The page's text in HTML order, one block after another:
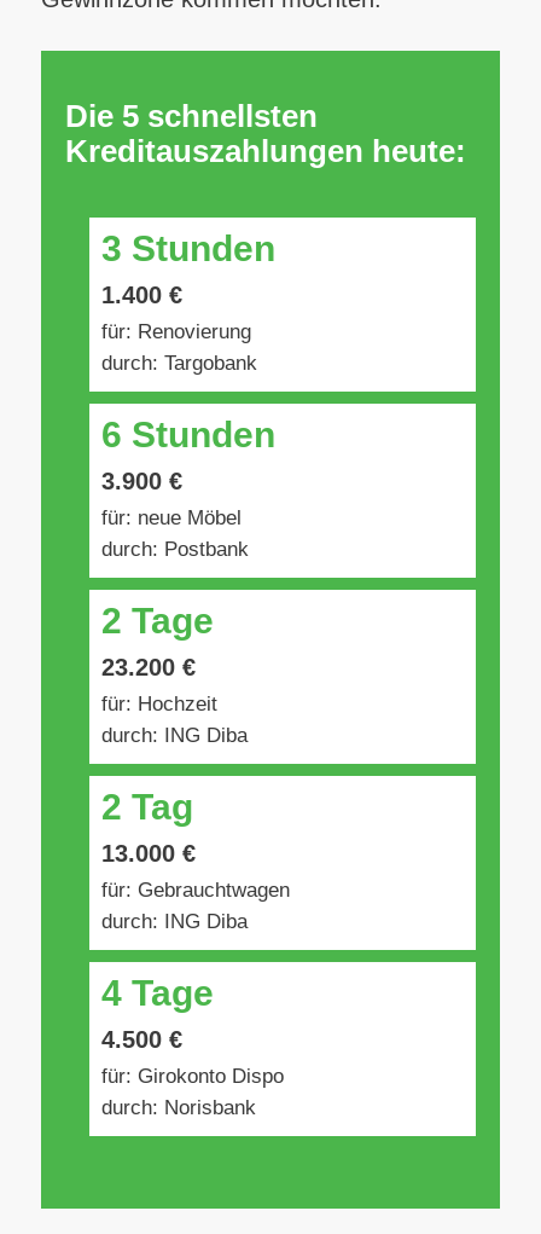
Die 5 schnellsten
Kreditauszahlungen heute:
3 Stunden
1.400 €
für: Renovierung
durch: Targobank
6 Stunden
3.900 €
für: neue Möbel
durch: Postbank
2 Tage
23.200 €
für: Hochzeit
durch: ING Diba
2 Tag
13.000 €
für: Gebrauchtwagen
durch: ING Diba
4 Tage
4.500 €
für: Girokonto Dispo
durch: Norisbank